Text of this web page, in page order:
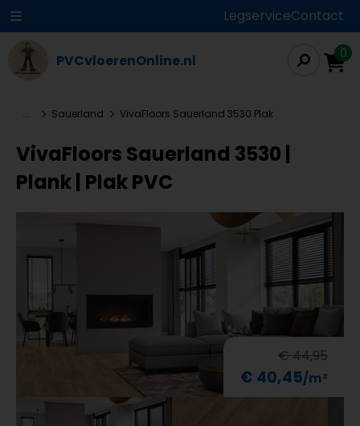
LegserviceContact
PVCvloerenOnline.nl 0
... Sauerland VivaFloors Sauerland 3530 Plak
VivaFloors Sauerland 3530 |
Plank | Plak PVC
€ 44,95
€ 40,45